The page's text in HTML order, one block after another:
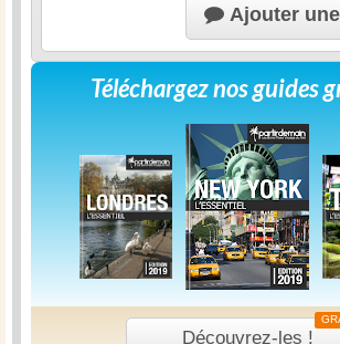
Ajouter
Téléchargez nos guides
Découvrez-les !